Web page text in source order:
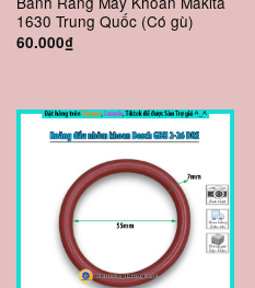
1630 Trung Quốc (Có gù)
60.000₫